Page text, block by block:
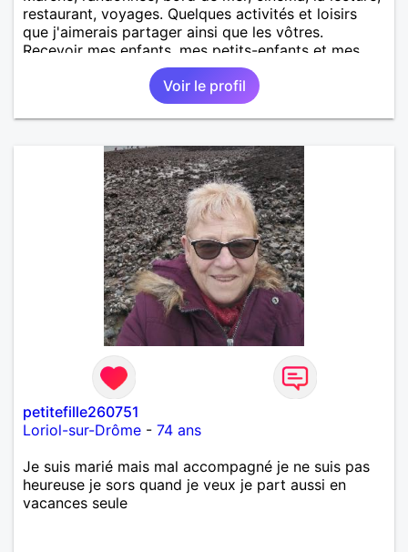
restaurant, voyages. Quelques activités et loisirs
que j'aimerais partager ainsi que les vôtres.
Recevoir mes enfants, mes petits-enfants et mes
amis. Bénévolat auprès des enfants à l’école, pour le
cinéma indépendant... Se rencontrer, être à l’écoute,
échanger avec une personne de confiance, pour une
vie de partage, de tendresse. Les voyages et où
dehors des sentiers battus me raviraient. Je
m'engage à répondre à votre message. Au plaisir de
Voir le profil
petitefille260751
Loriol-sur-Drôme - 74 ans
Je suis marié mais mal accompagné je ne suis pas
heureuse je sors quand je veux je part aussi en
vacances seule